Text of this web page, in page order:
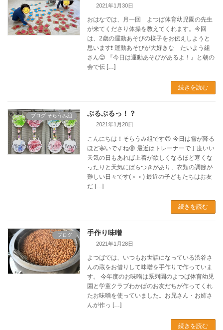
2021年1月30日
おはなでは、月一回 よつば体育幼児園の先生
が来てくださり体操を教えてくれます。今回
は、2歳の運動あそびの様子をお伝えしようと
思います❗️ 運動あそびが大好きな たいよう組
さん😊 『今日は運動あそびがあるよ！』と朝の
会で伝 […]
続きを読む
ブログ そらうみ組 ぶるぶるっ！？
2021年1月28日
こんにちは！そらうみ組です😊 今日は雪が降る
ほど寒いですね😰 最近はトレーナーで丁度いい
天気の日もあれば上着が欲しくなるほど寒くな
ったりと天気にばらつきがあり、衣類の調節が
難しい日々です(＞＜) 最近の子どもたちはお友
だ […]
続きを読む
ブログ 手作り味噌
2021年1月28日
よつばでは、いつもお世話になっている渋谷さ
んの蔵をお借りして味噌を手作りで作っていま
す。 今年度のお味噌は系列園のよつば体育幼児
園と学童クラブわかばのお友だちが作ってくれ
たお味噌を使っていました。お兄さん・お姉さ
んが作っ […]
続きを読む